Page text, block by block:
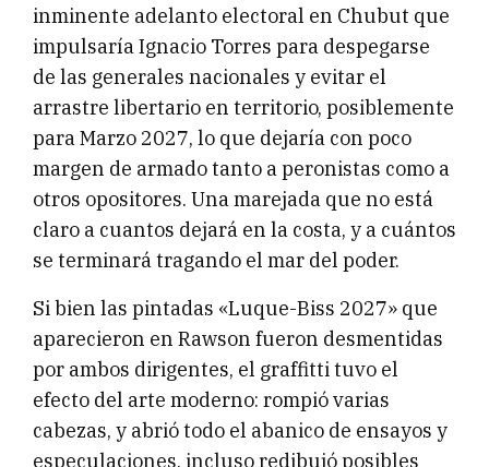
inminente adelanto electoral en Chubut que
impulsaría Ignacio Torres para despegarse
de las generales nacionales y evitar el
arrastre libertario en territorio, posiblemente
para Marzo 2027, lo que dejaría con poco
margen de armado tanto a peronistas como a
otros opositores. Una marejada que no está
claro a cuantos dejará en la costa, y a cuántos
se terminará tragando el mar del poder.
Si bien las pintadas «Luque-Biss 2027» que
aparecieron en Rawson fueron desmentidas
por ambos dirigentes, el graffitti tuvo el
efecto del arte moderno: rompió varias
cabezas, y abrió todo el abanico de ensayos y
especulaciones, incluso redibujó posibles